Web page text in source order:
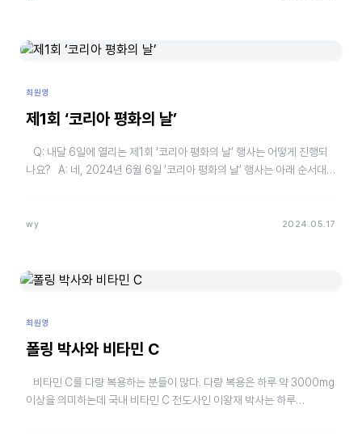
최원영
제1회 ‘코리아 평화의 날’
나요? A: 네, 2024년 6월 6일 ‘코리아 평화의 날’ 행사는 아래 순서대로
wy 2024.05.17
최원영
폴링 박사와 비타민 C
비타민 C를 다량 복용하는 분들이 많다. 다량 복용은 하루 약 3000mg
이상을 의미하는데 국내 비타민 C 전도사인 이왕재 박사는 하루